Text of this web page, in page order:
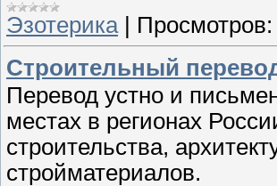
Эзотерика| Просмотров:
Строительный
Перевод устно и
местах в регионах
строительства,
стройматериалов.